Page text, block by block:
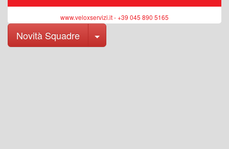
www.veloxservizi.it - +39 045 890 5165
Novità Squadre Toggle Dropdown